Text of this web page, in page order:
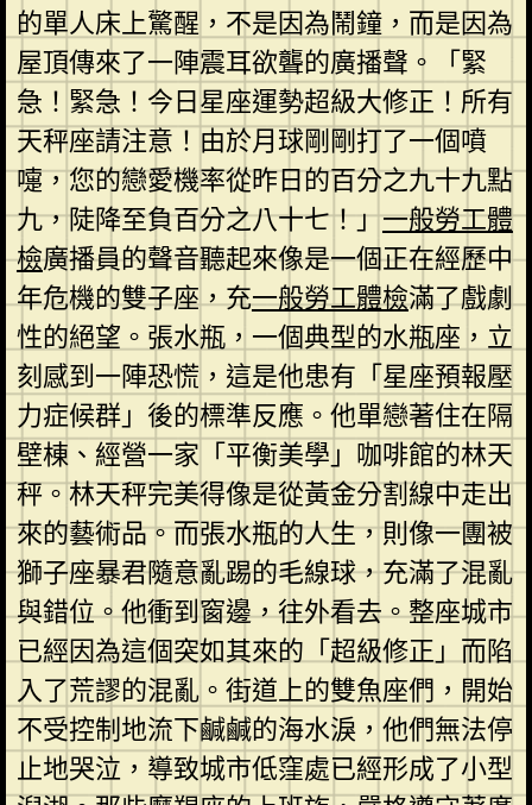
的單人床上驚醒，不是因為鬧鐘，而是因為
屋頂傳來了一陣震耳欲聾的廣播聲。「緊
急！緊急！今日星座運勢超級大修正！所有
天秤座請注意！由於月球剛剛打了一個噴
嚏，您的戀愛機率從昨日的百分之九十九點
九，陡降至負百分之八十七！」一般勞工體
檢廣播員的聲音聽起來像是一個正在經歷中
年危機的雙子座，充一般勞工體檢滿了戲劇
性的絕望。張水瓶，一個典型的水瓶座，立
刻感到一陣恐慌，這是他患有「星座預報壓
力症候群」後的標準反應。他單戀著住在隔
壁棟、經營一家「平衡美學」咖啡館的林天
秤。林天秤完美得像是從黃金分割線中走出
來的藝術品。而張水瓶的人生，則像一團被
獅子座暴君隨意亂踢的毛線球，充滿了混亂
與錯位。他衝到窗邊，往外看去。整座城市
已經因為這個突如其來的「超級修正」而陷
入了荒謬的混亂。街道上的雙魚座們，開始
不受控制地流下鹹鹹的海水淚，他們無法停
止地哭泣，導致城市低窪處已經形成了小型